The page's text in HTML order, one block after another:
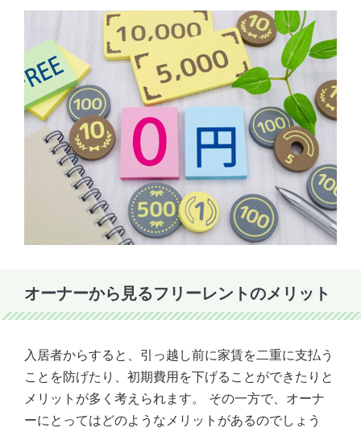
オーナーから見るフリーレントのメリット
入居者からすると、引っ越し前に家賃を二重に支払う
ことを防げたり、初期費用を下げることができたりと
メリットが多く考えられます。 その一方で、オーナ
ーにとってはどのようなメリットがあるのでしょう